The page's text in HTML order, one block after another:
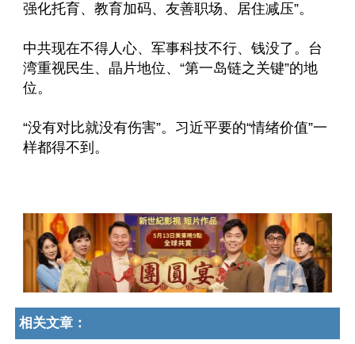
强化托育、教育加码、友善职场、居住减压”。
中共现在不得人心、军事科技不行、钱没了。台
湾重视民生、晶片地位、“第一岛链之关键”的地
位。
“没有对比就没有伤害”。习近平要的“情绪价值”一
样都得不到。
相关文章：